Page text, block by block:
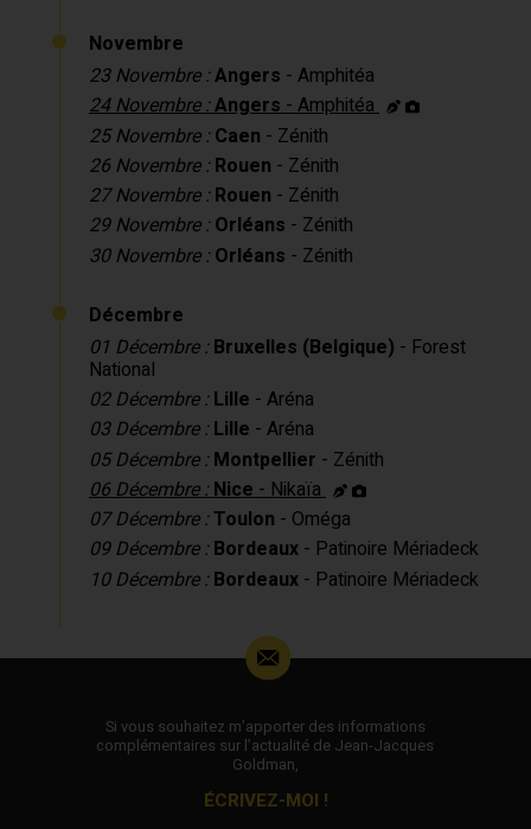
Novembre
23 Novembre :Angers - Amphitéa
24 Novembre :Angers- Amphitéa
25 Novembre : Caen - Zénith
26 Novembre : Rouen - Zénith
27 Novembre : Rouen - Zénith
29 Novembre : Orléans - Zénith
30 Novembre : Orléans - Zénith
Décembre
01 Décembre : Bruxelles (Belgique)
National
02 Décembre : Lille - Aréna
03 Décembre : Lille - Aréna
05 Décembre : Montpellier - Zénith
06 Décembre :Nice- Nikaïa
07 Décembre :Toulon - Oméga
09 Décembre : Bordeaux - Patinoire Mériadeck
10 Décembre : Bordeaux - Patinoire Mériadeck
Si vous souhaitez m’apporter des informations
complémentaires sur l’actualité de Jean-Jacques
Goldman,
ÉCRIVEZ-MOI !